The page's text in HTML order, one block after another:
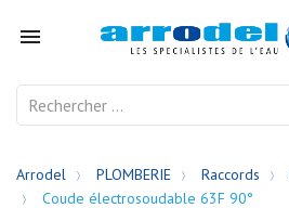

Arrodel PLOMBERIE Raccords
Coude électrosoudable 63F 90°